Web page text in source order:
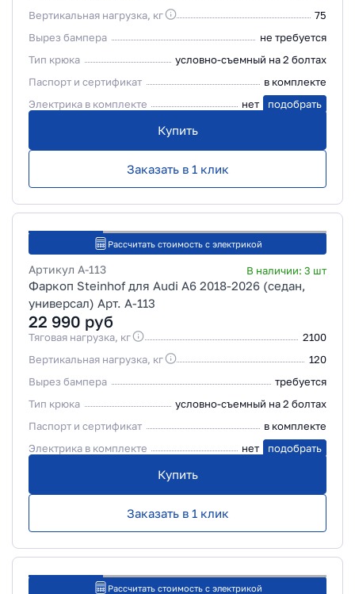
Вертикальная нагрузка, кг
75
Вырез бампера
не требуется
Тип крюка
условно-съемный на 2 болтах
Паспорт и сертификат
в комплекте
Электрика в комплекте
нет подобрать
Купить
Заказать в 1 клик
Рассчитать стоимость с электрикой
Артикул A-113 В наличии: 3 шт
Фаркоп Steinhof для Audi A6 2018-2026 (седан,
универсал) Арт. A-113
22 990 руб
Тяговая нагрузка, кг
2100
Вертикальная нагрузка, кг
120
Вырез бампера
требуется
Тип крюка
условно-съемный на 2 болтах
Паспорт и сертификат
в комплекте
Электрика в комплекте
нет подобрать
Купить
Заказать в 1 клик
Рассчитать стоимость с электрикой